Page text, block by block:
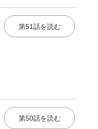
第51話を読む
第50話を読む